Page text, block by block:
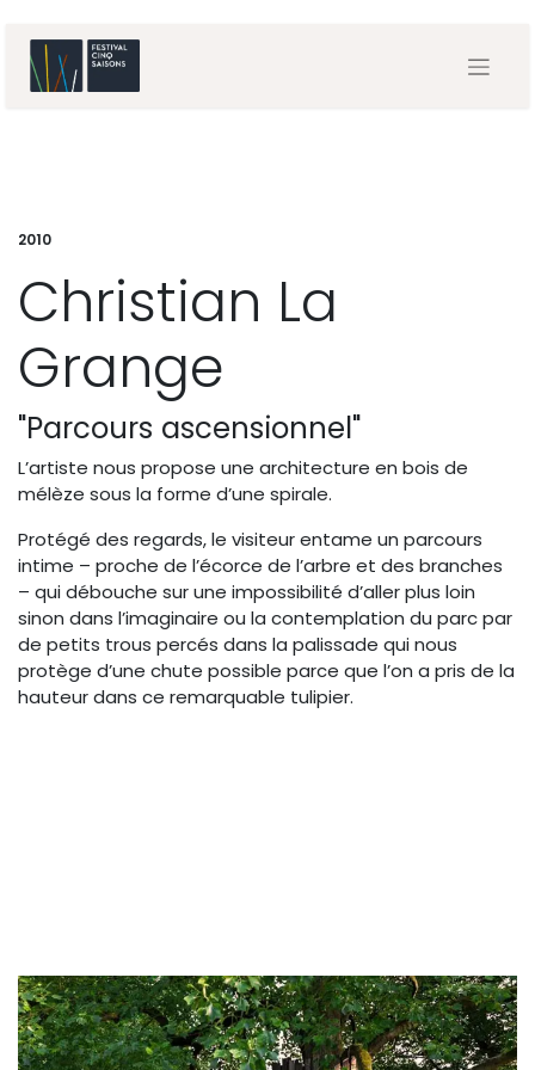
2010
Christian La
Grange
"Parcours ascensionnel"
L’artiste nous propose une architecture en bois de
mélèze sous la forme d’une spirale.
Protégé des regards, le visiteur entame un parcours
intime – proche de l’écorce de l’arbre et des branches
– qui débouche sur une impossibilité d’aller plus loin
sinon dans l’imaginaire ou la contemplation du parc par
de petits trous percés dans la palissade qui nous
protège d’une chute possible parce que l’on a pris de la
hauteur dans ce remarquable tulipier.